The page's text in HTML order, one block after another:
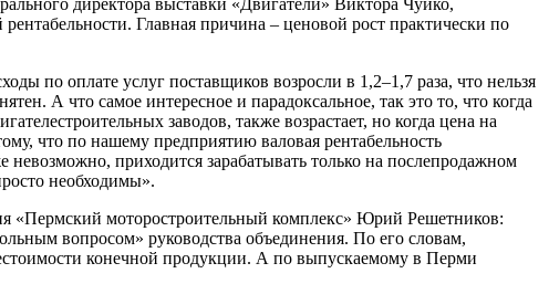
директора выставки «Двигатели» Виктора Чуйко,
Главная причина – ценовой рост практически по
по оплате услуг поставщиков возросли в 1,2–1,7 раза, что нельзя
А что самое интересное и парадоксальное, так это то, что когда
заводов, также возрастает, но когда цена на
что по нашему предприятию валовая рентабельность
невозможно, приходится зарабатывать только на послепродажном
необходимы».
«Пермский моторостроительный комплекс» Юрий Решетников:
вопросом» руководства объединения. По его словам,
конечной продукции. А по выпускаемому в Перми